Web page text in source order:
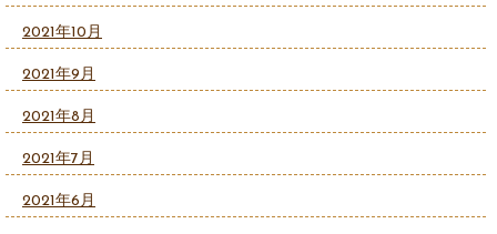
2021年10月
2021年9月
2021年8月
2021年7月
2021年6月